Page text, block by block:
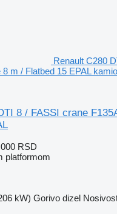
Renault C280
8 m / Flatbed 15 EPAL
8 / FASSI crane
RSD
platformom
kW) Gorivo dizel